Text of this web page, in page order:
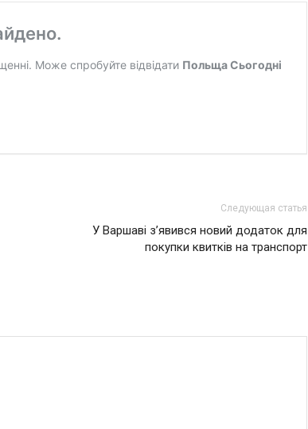
Следующая статья
У Варшаві з’явився новий додаток для
покупки квитків на транспорт